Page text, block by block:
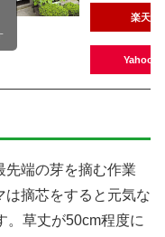
楽天
Yahoo!
先端の芽を摘む作業
は摘芯をすると元気な
。草丈が50cm程度に